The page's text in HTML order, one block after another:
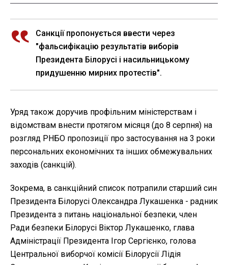
Санкції пропонується ввести через
"фальсифікацію результатів виборів
Президента Білорусі і насильницькому
придушенню мирних протестів".
Уряд також доручив профільним міністерствам і
відомствам внести протягом місяця (до 8 серпня) на
розгляд РНБО пропозиції про застосування на 3 роки
персональних економічних та інших обмежувальних
заходів (санкцій).
Зокрема, в санкційний список потрапили старший син
Президента Білорусі Олександра Лукашенка - радник
Президента з питань національної безпеки, член
Ради безпеки Білорусі Віктор Лукашенко, глава
Адміністрації Президента Ігор Сергієнко, голова
Центральної виборчої комісії Білорусії Лідія